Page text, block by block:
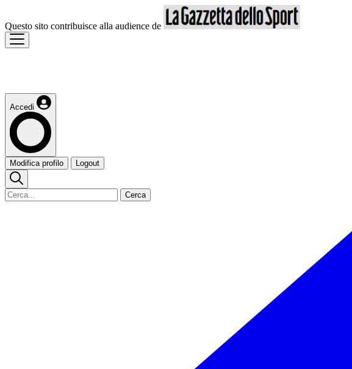
Questo sito contribuisce alla audience de
Accedi
Modifica profilo Logout
Cerca